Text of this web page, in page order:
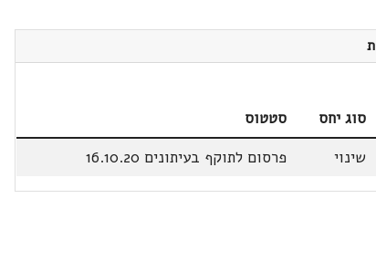
סוג יחס
סטטוס
שינוי פרסום לתוקף בעיתונים 16.10.20